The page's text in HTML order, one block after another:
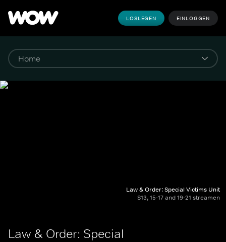
LOSLEGEN EINLOGGEN
Law & Order: Special Victims Unit
S13, 15-17 and 19-21 streamen
Law & Order: Special